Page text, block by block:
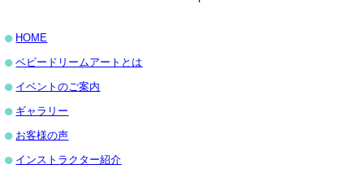
HOME
ベビードリームアートとは
イベントのご案内
ギャラリー
お客様の声
インストラクター紹介